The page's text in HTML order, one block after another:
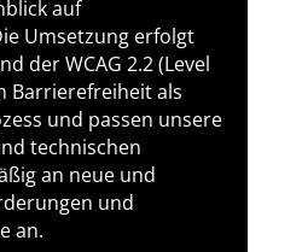
auf
Umsetzung erfolgt
der WCAG 2.2 (Level
Barrierefreiheit als
und passen unsere
technischen
an neue und
und
an.